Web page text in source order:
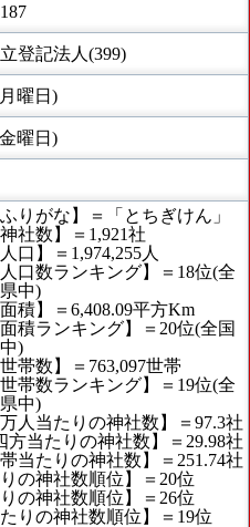
登記法人(399)
曜日)
曜日)
りがな】＝「とちぎけん」
社数】＝1,921社
口】＝1,974,255人
人口数ランキング】＝18位(全
中)
積】＝6,408.09平方Km
面積ランキング】＝20位(全国
)
帯数】＝763,097世帯
世帯数ランキング】＝19位(全
中)
万人当たりの神社数】＝97.3社
方当たりの神社数】＝29.98社
帯当たりの神社数】＝251.74社
りの神社数順位】＝20位
りの神社数順位】＝26位
たりの神社数順位】＝19位